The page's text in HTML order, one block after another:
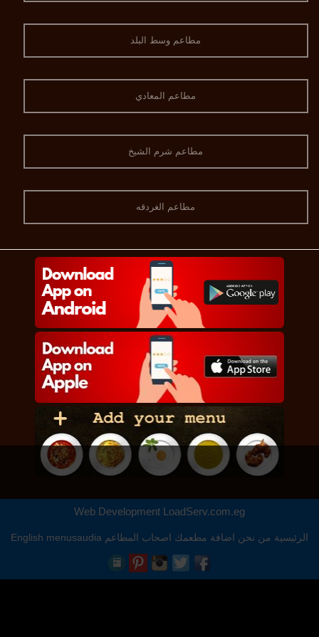
مطاعم وسط البلد
مطاعم المعادي
مطاعم شرم الشيخ
مطاعم الغردقه
Web Development LoadServ.com.eg
الرئيسية من نحن اضافة مطعمك اصحاب المطاعم menusaudia
English